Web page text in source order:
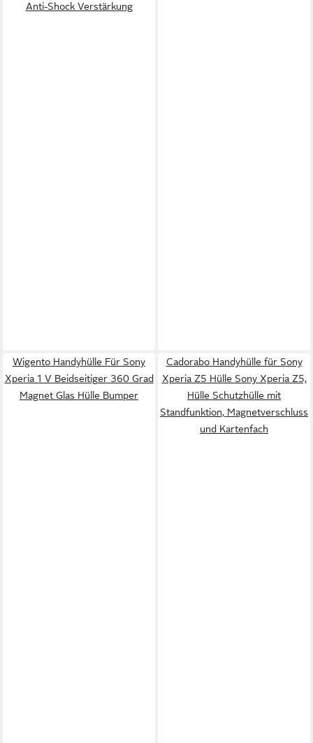
Anti-Shock Verstärkung
Wigento Handyhülle Für Sony
Xperia 1 V Beidseitiger 360 Grad
Magnet Glas Hülle Bumper
Cadorabo Handyhülle für Sony
Xperia Z5 Hülle Sony Xperia Z5,
Hülle Schutzhülle mit
Standfunktion, Magnetverschluss
und Kartenfach